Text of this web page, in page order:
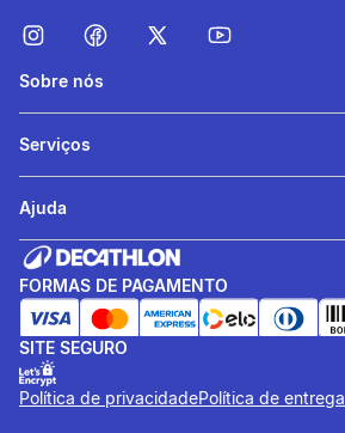
Sobre nós
Serviços
Ajuda
FORMAS DE PAGAMENTO
SITE SEGURO
Política de privacidadePolítica de entrega